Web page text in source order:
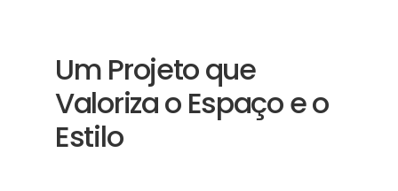
Um Projeto que
Valoriza o Espaço e o
Estilo